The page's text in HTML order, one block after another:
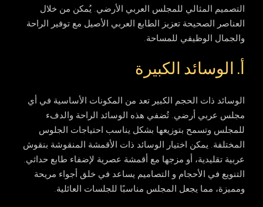
التصميم المثالي للمجلس العربي الأرضي. يُمكن من خلال
العناصر الصحيحة تعزيز الطابع العربي الأصيل مع توفير الراحة
والجمال الوظيفي للمساحة.
أ. الوسائد الكبيرة
الوسائد ذات الحجم الكبير تعد من المكونات الأساسية في أي
مجلس عربي أرضي. تُضفي هذه الوسائد الراحة والدفء
للمجلس وتسمح بتوزيعها بشكل يناسب احتياجات الجلوس
المختلفة. يمكن اختيار الوسائد ذات الأقمشة المنقوشة بنقوش
عربية تقليدية، أو مزجها مع أقمشة عصرية لإضفاء طابع حداثي.
التنويع في الأحجام و التصاميم يساعد في خلق أجواء مريحة
ومميزة، مما يجعل المجلس مناسبًا للجلسات العائلية.